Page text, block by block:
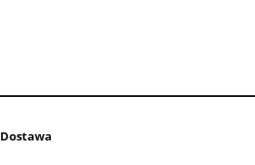
Dostawa